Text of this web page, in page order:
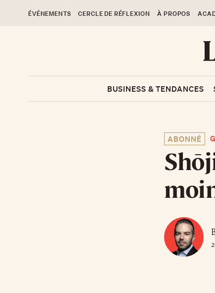
ÉVÉNEMENTS CERCLE DE RÉFLEXION À PROPOS
BUSINESS & TENDANCES
ABONNÉ